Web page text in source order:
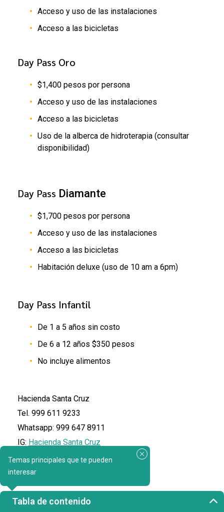
Acceso y uso de las instalaciones
Acceso a las bicicletas
Day Pass Oro
$1,400 pesos por persona
Acceso y uso de las instalaciones
Acceso a las bicicletas
Uso de la alberca de hidroterapia (consultar
disponibilidad)
Day Pass Diamante
$1,700 pesos por persona
Acceso y uso de las instalaciones
Acceso a las bicicletas
Habitación deluxe (uso de 10 am a 6pm)
Day Pass Infantil
De 1 a 5 años sin costo
De 6 a 12 años $350 pesos
No incluye alimentos
Hacienda Santa Cruz
Tel. 999 611 9233
Whatsapp: 999 647 8911
IG: Hacienda Santa Cruz
FB: Hacienda Santa Cruz
Temas principales que te pueden
interesar
Tabla de contenido